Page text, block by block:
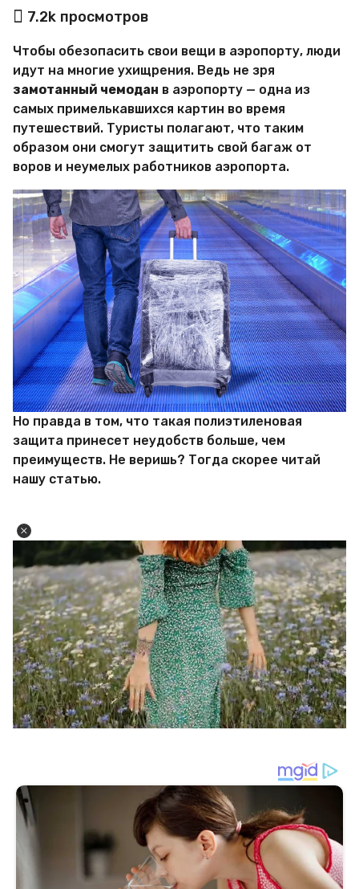
а
в
о
р
М
и
р
Х
и
т
р
о
с
т
е
й
7.2k просмотров
Чтобы обезопасить свои вещи в аэропорту, люди
идут на многие ухищрения. Ведь не зря
замотанный чемодан в аэропорту — одна из
самых примелькавшихся картин во время
путешествий. Туристы полагают, что таким
образом они смогут защитить свой багаж от
воров и неумелых работников аэропорта.
Но правда в том, что такая полиэтиленовая
защита принесет неудобств больше, чем
преимуществ. Не веришь? Тогда скорее читай
нашу статью.